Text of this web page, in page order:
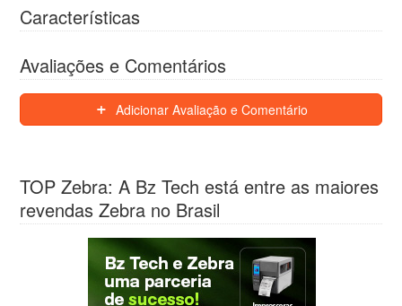
Características
Avaliações e Comentários
Adicionar Avaliação e Comentário
TOP Zebra: A Bz Tech está entre as maiores
revendas Zebra no Brasil